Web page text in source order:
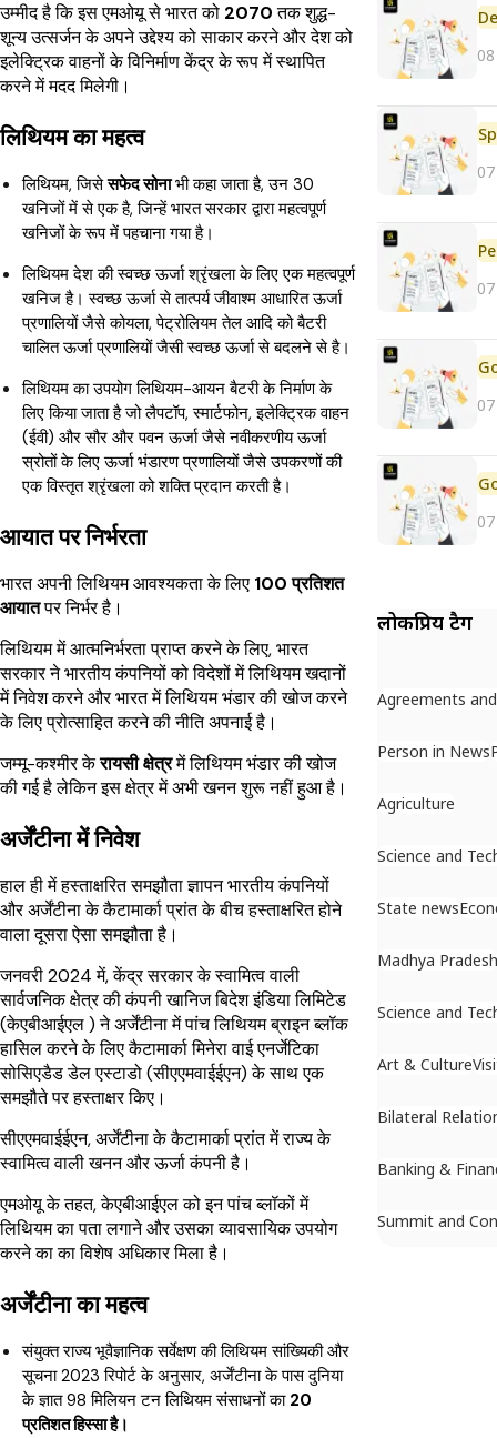
उम्मीद है कि इस एमओयू से भारत को 2070तक शुद्ध-
शून्य उत्सर्जन के अपने उद्देश्य को साकार करने और देश को
इलेक्ट्रिक वाहनों के विनिर्माण केंद्र के रूप में स्थापित
करने में मदद मिलेगी।
लिथियम का महत्व
लिथियम, जिसेसफेद सोनाभी कहा जाता है, उन 30
खनिजों में से एक है, जिन्हें भारत सरकार द्वारा महत्वपूर्ण
खनिजों के रूप में पहचाना गया है।
लिथियम देश की स्वच्छ ऊर्जा श्रृंखला के लिए एक महत्वपूर्ण
खनिज है। स्वच्छ ऊर्जा से तात्पर्य जीवाश्म आधारित ऊर्जा
प्रणालियों जैसे कोयला, पेट्रोलियम तेल आदि को बैटरी
चालित ऊर्जा प्रणालियों जैसी स्वच्छ ऊर्जा से बदलने से है।
लिथियम का उपयोग लिथियम-आयन बैटरी के निर्माण के
लिए किया जाता है जो लैपटॉप, स्मार्टफोन, इलेक्ट्रिक वाहन
(ईवी) और सौर और पवन ऊर्जा जैसे नवीकरणीय ऊर्जा
स्रोतों के लिए ऊर्जा भंडारण प्रणालियों जैसे उपकरणों की
एक विस्तृत श्रृंखला को शक्ति प्रदान करती है।
आयात पर निर्भरता
भारत अपनी लिथियम आवश्यकता के लिए 100 प्रतिशत
आयातपर निर्भर है।
लिथियम में आत्मनिर्भरता प्राप्त करने के लिए, भारत
सरकार ने भारतीय कंपनियों को विदेशों में लिथियम खदानों
में निवेश करने और भारत में लिथियम भंडार की खोज करने
के लिए प्रोत्साहित करने की नीति अपनाई है।
जम्मू-कश्मीर केरायसी क्षेत्रमें लिथियम भंडार की खोज
की गई है लेकिन इस क्षेत्र में अभी खनन शुरू नहीं हुआ है।
अर्जेंटीना में निवेश
हाल ही में हस्ताक्षरित समझौता ज्ञापन भारतीय कंपनियों
और अर्जेंटीना के कैटामार्का प्रांत के बीच हस्ताक्षरित होने
वाला दूसरा ऐसा समझौता है।
जनवरी 2024 में, केंद्र सरकार के स्वामित्व वाली
सार्वजनिक क्षेत्र की कंपनी खानिज बिदेश इंडिया लिमिटेड
(केएबीआईएल ) ने अर्जेंटीना में पांच लिथियम ब्राइन ब्लॉक
हासिल करने के लिए कैटामार्का मिनेरा वाई एनर्जेटिका
सोसिएडैड डेल एस्टाडो (सीएएमवाईईएन) के साथ एक
समझौते पर हस्ताक्षर किए।
सीएएमवाईईएन, अर्जेंटीना के कैटामार्का प्रांत में राज्य के
स्वामित्व वाली खनन और ऊर्जा कंपनी है।
एमओयू के तहत, केएबीआईएल को इन पांच ब्लॉकों में
लिथियम का पता लगाने और उसका व्यावसायिक उपयोग
करने का का विशेष अधिकार मिला है।
अर्जेंटीना का महत्व
संयुक्त राज्य भूवैज्ञानिक सर्वेक्षण की लिथियम सांख्यिकी और
सूचना 2023 रिपोर्ट के अनुसार, अर्जेंटीना के पास दुनिया
के ज्ञात 98 मिलियन टन लिथियम संसाधनों का 20
प्रतिशत हिस्सा है।
लोकप्रिय टैग
Agreements
Person in News
Agriculture
Science and
State news
Madhya Pradesh
Science and
Art & Culture
Bilateral
Banking &
Summit and